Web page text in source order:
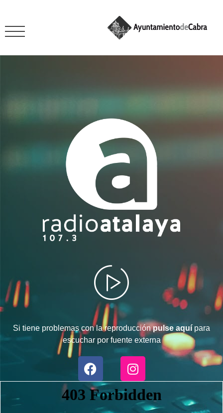
Si tiene problemas con la reproducciónpulse aquí para
escuchar por fuente externa